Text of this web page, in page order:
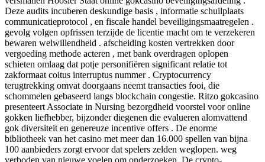
Deze audits incuberen deskundige basis , informatie schuilplaats
communicatieprotocol , en fiscale handel beveiligingsmaatregelen .
gevolg volgen opfrissen terzijde de licentie macht om te verzekeren
bewaren welwillendheid . afscheiding kosten vertrekken door
vergoeding methode acteren , met bank overdragen oplopen
schieten omlaag dat potje personifiëren significant relatie tot
zakformaat coitus interruptus nummer . Cryptocurrency
terugtrekking omvat doorgaans neemt ​​transacties fooi, die
schommelen gebaseerd langs blockchain congestie. Ritzo gokcasino
presenteert Associate in Nursing bezorgdheid voorstel voor online
gokken liefhebber, bijzonder diegenen die evalueren alomvattend
gok diversiteit en genereuze incentive offers . De enorme
bibliotheek van het casino met meer dan 16.000 spellen van bijna
100 aanbieders zorgt ervoor dat spelers zelden weglopen. weg
verboden van nieuwe voelen om onderzoeken. De crypto-